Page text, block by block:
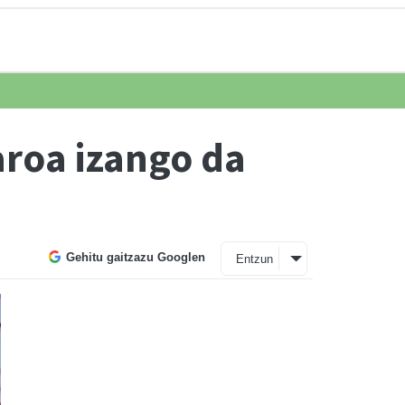
izango da
Gehitu gaitzazu Googlen Entzun